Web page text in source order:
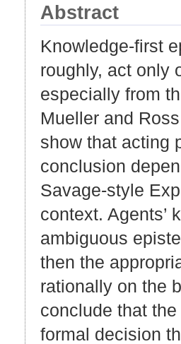
Abstract
Knowledge-first
roughly, act only
especially from
Mueller and
show that acting
conclusion
Savage-style
context. Agents’
ambiguous
then the
rationally on the
conclude that
formal decision